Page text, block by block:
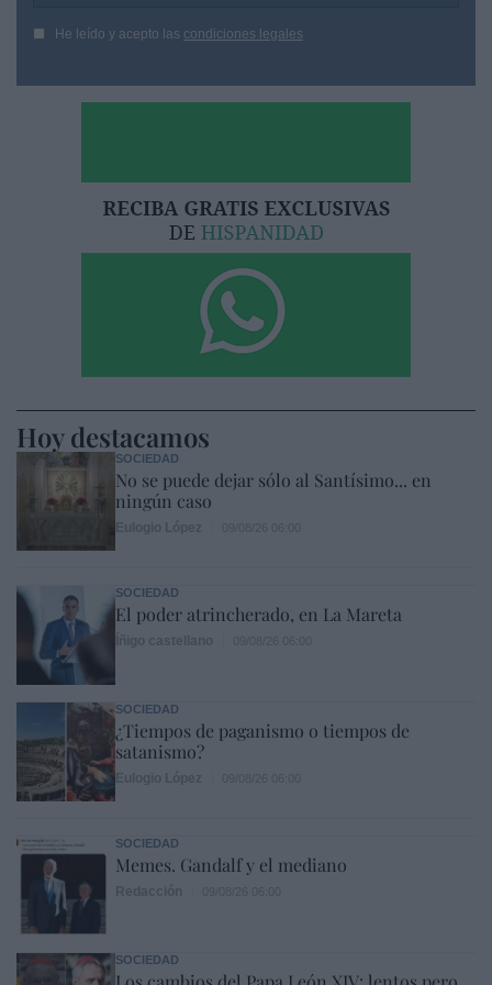
He leído y acepto las condiciones legales
Hoy destacamos
SOCIEDAD
No se puede dejar sólo al Santísimo... en
ningún caso
SOCIEDAD
El poder atrincherado, en La Mareta
SOCIEDAD
¿Tiempos de paganismo o tiempos de
satanismo?
SOCIEDAD
Memes. Gandalf y el mediano
SOCIEDAD